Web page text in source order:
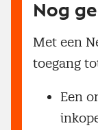
Nog
Met een
toegang
Een